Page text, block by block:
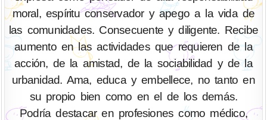
moral, espíritu conservador y apego a la vida de
las comunidades. Consecuente y diligente. Recibe
aumento en las actividades que requieren de la
acción, de la amistad, de la sociabilidad y de la
urbanidad. Ama, educa y embellece, no tanto en
su propio bien como en el de los demás.
Podría destacar en profesiones como médico,